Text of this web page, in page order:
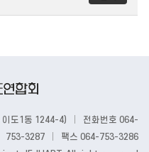
이도1동 1244-4)
전화번호 064-
753-3287
팩스 064-753-3286